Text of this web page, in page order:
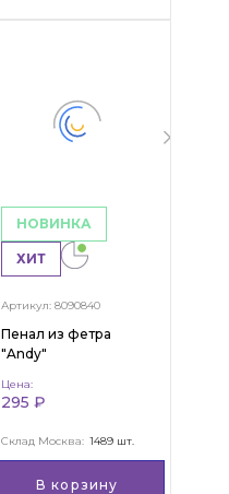
НОВИНКА
ХИТ
Артикул: 8090840
Пенал из фетра
"Andy"
Цена:
295 ₽
Склад Москва: 1489 шт.
В корзину